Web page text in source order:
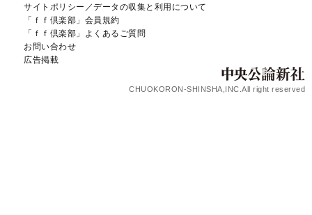
サイトポリシー／データの収集と利用について
「ｆｆ倶楽部」会員規約
「ｆｆ倶楽部」よくあるご質問
お問い合わせ
広告掲載
CHUOKORON-SHINSHA,INC.All right reserved